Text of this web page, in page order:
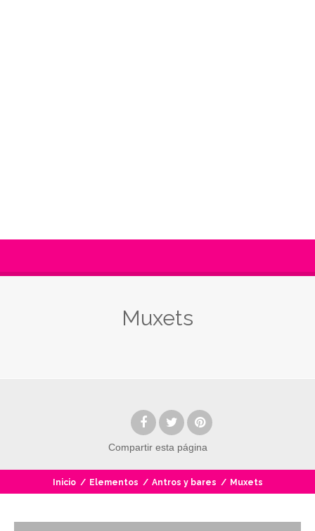
Muxets
Compartir esta página
Inicio / Elementos / Antros y bares / Muxets